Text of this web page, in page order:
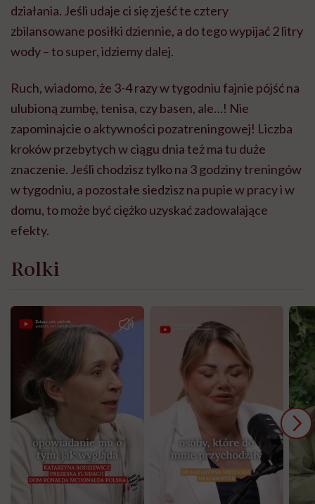
działania. Jeśli udaje ci się zjeść te cztery
zbilansowane posiłki dziennie, a do tego wypijać 2 litry
wody – to super, idziemy dalej.
Ruch, wiadomo, że 3-4 razy w tygodniu fajnie pójść na
ulubioną zumbę, tenisa, czy basen, ale…! Nie
zapominajcie o aktywności pozatreningowej! Liczba
kroków przebytych w ciągu dnia też ma tu duże
znaczenie. Jeśli chodzisz tylko na 3 godziny treningów
w tygodniu, a pozostałe siedzisz na pupie w pracy i w
domu, to może być ciężko uzyskać zadowalające
efekty.
Rolki